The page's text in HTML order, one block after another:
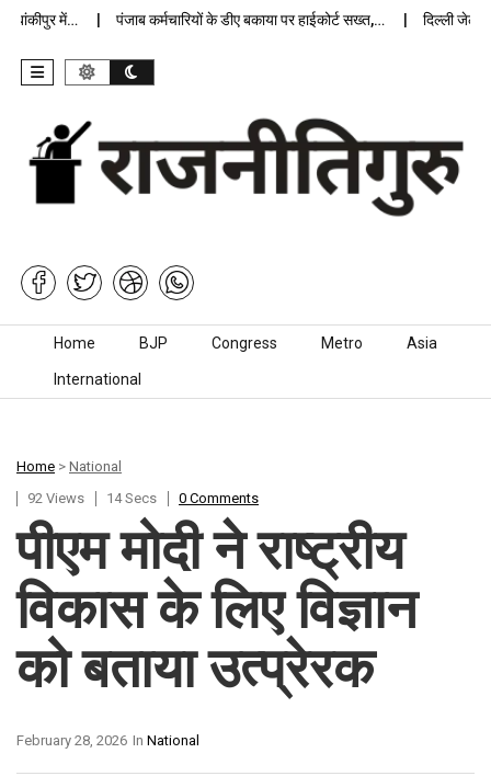
में… पंजाब कर्मचारियों के डीए बकाया पर हाईकोर्ट सख्त,… दिल्ली जेलों में
Skip to content
Home BJP Congress Metro Asia
International
Home > National
92 Views
14 Secs 0 Comments
पीएम मोदी ने राष्ट्रीय
विकास के लिए विज्ञान
को बताया उत्प्रेरक
In National
February 28, 2026